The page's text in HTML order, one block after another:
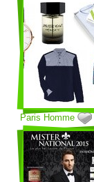
Paris Homme